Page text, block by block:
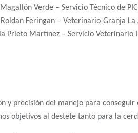
Verde – Servicio Técnico de PIC
Feringan – Veterinario-Granja
Prieto Martínez – Servicio Veterinario
y precisión del manejo para
objetivos al destete tanto para la